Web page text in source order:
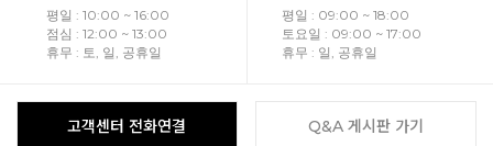
평일 : 10:00 ~ 16:00
점심 : 12:00 ~ 13:00
휴무 : 토, 일, 공휴일
평일 : 09:00 ~ 18:00
토요일 : 09:00 ~ 17:00
휴무 : 일, 공휴일
고객센터 전화연결 Q&A 게시판 가기